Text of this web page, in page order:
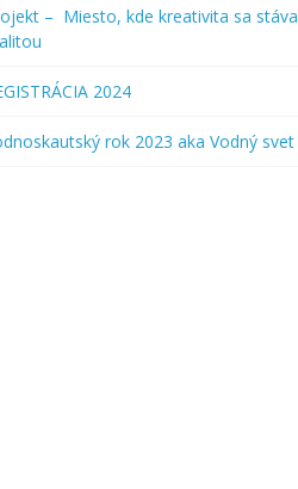
– Miesto, kde kreativita sa stáva
2024
rok 2023 aka Vodný svet